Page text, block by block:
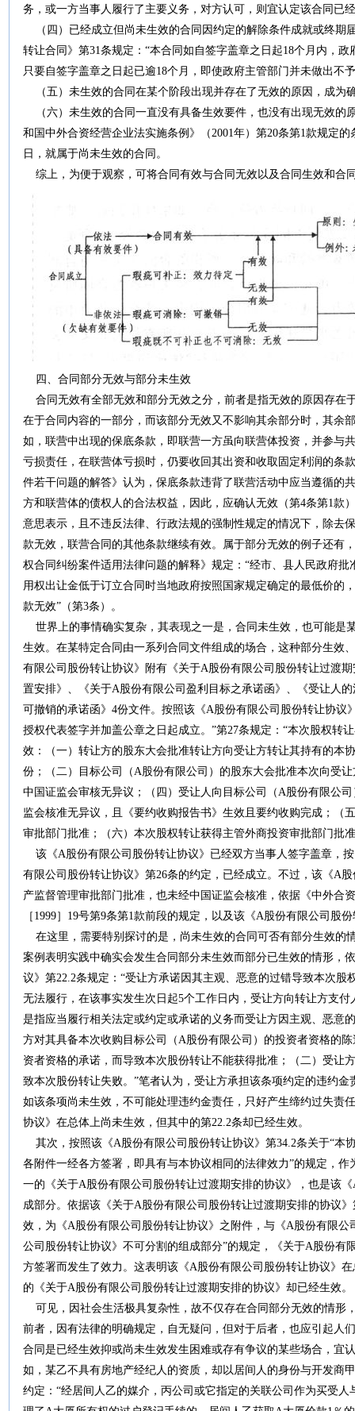
务，或一方当事人履行了主要义务，对方认可，则宜认定该合同已
（四）已经成立但尚未生效的合同因约定的解除条件成就或终期
转让合同》第31条规定：“本合同如自签字盖章之日起18个月内，
只要自签字盖章之日起已逾18个月，即使政府主管部门并未做出不
（五）未生效的合同在某个阶段出现并存在了无效的原因，成为
（六）未生效的合同一直没有具备生效要件，也没有出现无效的
和国中外合资经营企业法实施条例》（2001年）第20条第1款规定
日，就属于尚未生效的合同。
综上，为便于观察，可将合同有效与合同无效以及合同生效和合
四、合同部分无效与部分未生效
合同无效有全部无效和部分无效之分，前者是指无效的原因存在
在于合同内容的一部分，而该部分无效又不影响其余部分时，其余
如，联营中出现的保底条款，即联营一方虽向联营体投资，并参与
亏损责任，在联营体亏损时，仍要收回其出资和收取固定利润的条
件若干问题的解答》认为，保底条款违背了联营活动中应当遵循的
方和联营体的债权人的合法权益，因此，应确认无效（第4条第1款
意思表示，且不违反法律、行政法规的强制性规定的情况下，除去
款无效，联营合同的其他条款继续有效。属于部分无效的例子还有
权合同纠纷案件适用法律问题的解释》规定：“经市、县人民政府
用权出让金低于订立合同时当地政府按照国家规定确定的最低价的
款无效”（第3条）。
世界上的事情确实复杂，其表现之一是，合同未生效，也可能是
生效。在某特定合同由一系列合同文件组成的场合，这种部分生效
有限公司股份转让协议》附有《关于A股份有限公司股份转让过渡
置安排》、《关于A股份有限公司盈利目标之承诺函》、《受让人
可撤销的承诺函》4份文件。按照该《A股份有限公司股份转让协议
授权代表签字并加盖公章之日起成立。”第27条规定：“本次股权转
效：（一）转让方的股东大会批准转让方向受让方转让其持有的本
份；（二）目标公司（A股份有限公司）的股东大会批准本次向受
中国证监会审核无异议；（四）受让人向目标公司（A股份有限公
监会核准无异议，且《要约收购报告书》生效且要约收购完成；（
审批部门批准；（六）本次股权转让获得主管外商投资审批部门批
该《A股份有限公司股份转让协议》已经双方当事人签字盖章，
有限公司股份转让协议》第26条的约定，已经成立。不过，该《A
产监督管理审批部门批准，也未经中国证监会核准，依据《中外合
［1999］19号第9条第1款前段的规定，以及该《A股份有限公司股
在这里，需要特别探讨的是，尚未生效的合同可否有部分生效的
案例表明实践中确实会发生合同部分未生效而部分已生效的情形，
议》第22.2条规定：“受让方承诺因其主观、恶意的过错导致本次
无法履行，在该事实发生次日起5个工作日内，受让方向转让方支
是指应当履行相关法定或约定或承诺的义务而受让方因主观、恶意
方对其具备本次收购目标公司（A股份有限公司）的投资者资格的
资者资格的承诺，而导致本次股份转让不能获得批准；（二）受让
致本次股份转让失败。”笔者认为，受让方承担该条项约定的违约
如该条项尚未生效，不可能处理违约金责任，只好产生缔约过失责
协议》在总体上尚未生效，但其中的第22.2条却已经生效。
其次，按照该《A股份有限公司股份转让协议》第34.2条关于“本
各附件一经各方签署，即具有与本协议相同的法律效力”的规定，
一的《关于A股份有限公司股份转让过渡期安排的协议》，也是该
成部分。依据该《关于A股份有限公司股份转让过渡期安排的协议
效，为《A股份有限公司股份转让协议》之附件，与《A股份有限
公司股份转让协议》不可分割的组成部分”的规定，《关于A股份有
方签署而发生了效力。这表明该《A股份有限公司股份转让协议》
的《关于A股份有限公司股份转让过渡期安排的协议》却已经生效。
可见，因社会生活极具复杂性，故不仅存在合同部分无效的情形
前者，因有法律的明确规定，自无疑问，但对于后者，也应引起人
合同是已经生效抑或尚未生效发生困难或存有争议的某些场合，宜
如，某乙不具有房地产经纪人的资质，却以居间人的身份与开发商
约定：“经居间人乙的媒介，丙公司或它指定的关联公司作为买受